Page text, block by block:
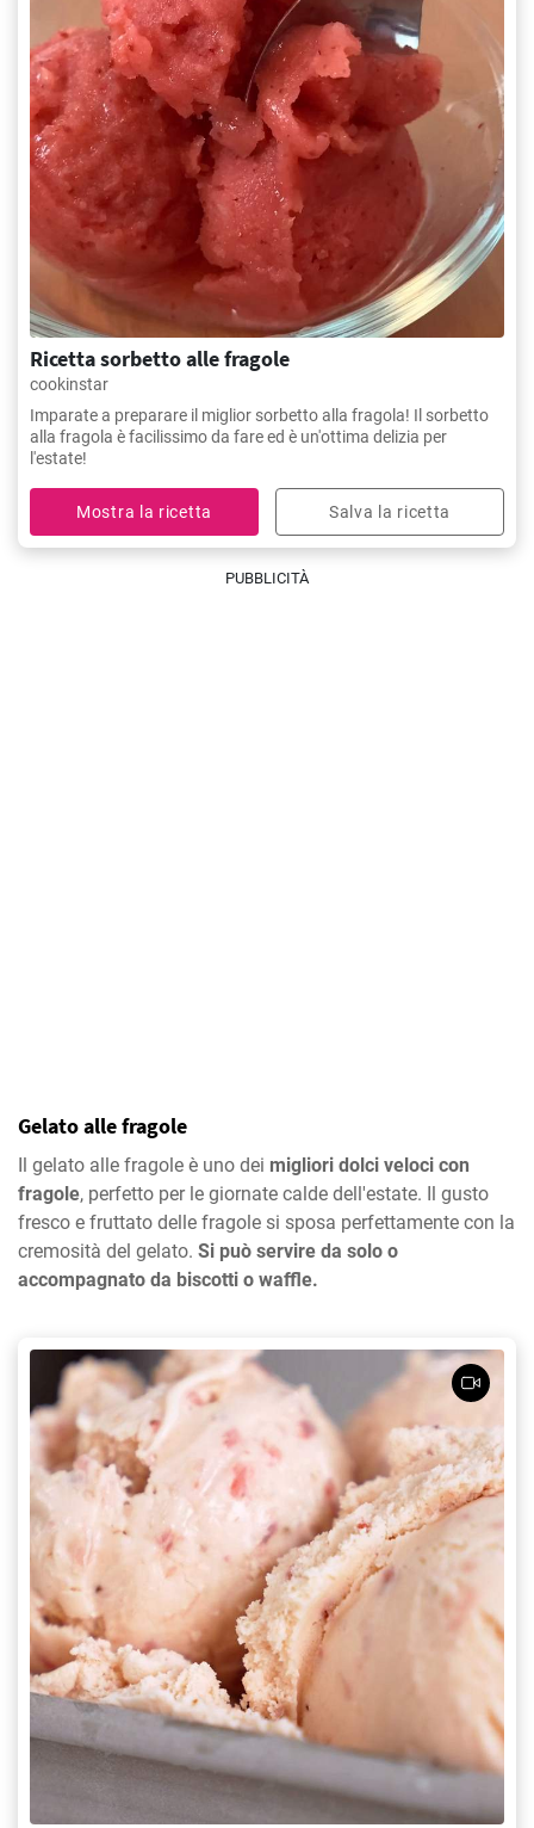
Ricetta sorbetto alle fragole
cookinstar
Imparate a preparare il miglior sorbetto alla fragola! Il sorbetto
alla fragola è facilissimo da fare ed è un'ottima delizia per
l'estate!
Mostra la ricetta Salva la ricetta
PUBBLICITÀ
Gelato alle fragole
Il gelato alle fragole è uno dei migliori dolci veloci con
fragole, perfetto per le giornate calde dell'estate. Il gusto
fresco e fruttato delle fragole si sposa perfettamente con la
cremosità del gelato. Si può servire da solo o
accompagnato da biscotti o waffle.